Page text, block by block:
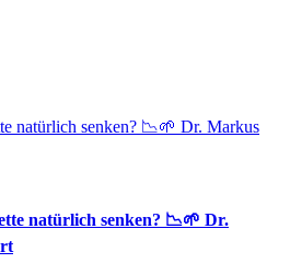
natürlich senken? 📉🌱 Dr. Markus
natürlich senken? 📉🌱 Dr.